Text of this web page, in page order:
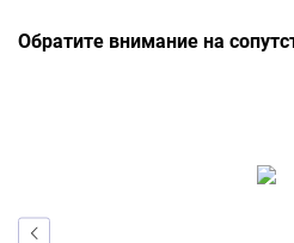
Обратите внимание на